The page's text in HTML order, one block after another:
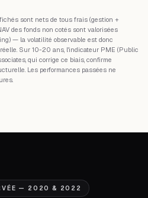
sont nets de tous frais (gestion +
des fonds non cotés sont valorisées
— la volatilité observable est donc
Sur 10-20 ans, l'indicateur PME (Public
qui corrige ce biais, confirme
Les performances passées ne
— 2020 & 2022